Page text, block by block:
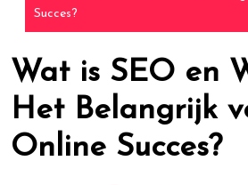
Succes?
Wat is SEO en
Het Belangrijk
Online Succes?